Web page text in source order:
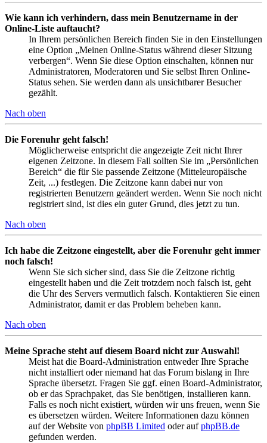
Wie kann ich verhindern, dass mein Benutzername in der
Online-Liste auftaucht?
In Ihrem persönlichen Bereich finden Sie in den Einstellungen
eine Option „Meinen Online-Status während dieser Sitzung
verbergen“. Wenn Sie diese Option einschalten, können nur
Administratoren, Moderatoren und Sie selbst Ihren Online-
Status sehen. Sie werden dann als unsichtbarer Besucher
gezählt.
Nach oben
Die Forenuhr geht falsch!
Möglicherweise entspricht die angezeigte Zeit nicht Ihrer
eigenen Zeitzone. In diesem Fall sollten Sie im „Persönlichen
Bereich“ die für Sie passende Zeitzone (Mitteleuropäische
Zeit, ...) festlegen. Die Zeitzone kann dabei nur von
registrierten Benutzern geändert werden. Wenn Sie noch nicht
registriert sind, ist dies ein guter Grund, dies jetzt zu tun.
Nach oben
Ich habe die Zeitzone eingestellt, aber die Forenuhr geht immer
noch falsch!
Wenn Sie sich sicher sind, dass Sie die Zeitzone richtig
eingestellt haben und die Zeit trotzdem noch falsch ist, geht
die Uhr des Servers vermutlich falsch. Kontaktieren Sie einen
Administrator, damit er das Problem beheben kann.
Nach oben
Meine Sprache steht auf diesem Board nicht zur Auswahl!
Meist hat die Board-Administration entweder Ihre Sprache
nicht installiert oder niemand hat das Forum bislang in Ihre
Sprache übersetzt. Fragen Sie ggf. einen Board-Administrator,
ob er das Sprachpaket, das Sie benötigen, installieren kann.
Falls es noch nicht existiert, würden wir uns freuen, wenn Sie
es übersetzen würden. Weitere Informationen dazu können
auf der Website von phpBB Limited oder aufphpBB.de
gefunden werden.